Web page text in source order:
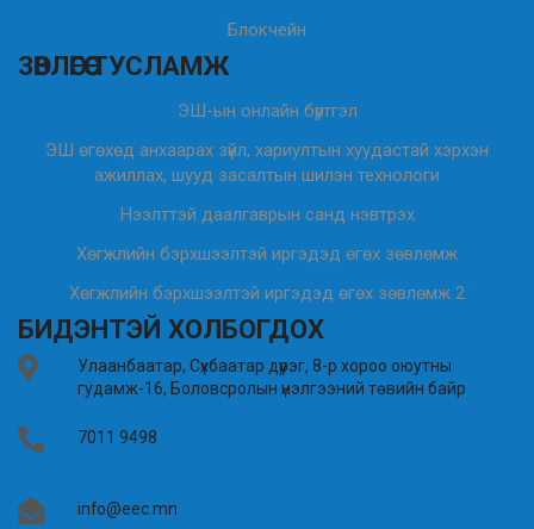
Блокчейн
ЗӨВЛӨГӨӨ ТУСЛАМЖ
ЭШ-ын онлайн бүртгэл
ЭШ өгөхөд анхаарах зүйл, хариултын хуудастай хэрхэн
ажиллах, шууд засалтын шилэн технологи
Нээлттэй даалгаврын санд нэвтрэх
Хөгжлийн бэрхшээлтэй иргэдэд өгөх зөвлөмж
Хөгжлийн бэрхшээлтэй иргэдэд өгөх зөвлөмж 2
БИДЭНТЭЙ ХОЛБОГДОХ
Улаанбаатар, Сүхбаатар дүүрэг, 8-р хороо оюутны
гудамж-16, Боловсролын үнэлгээний төвийн байр
7011 9498
info@eec.mn